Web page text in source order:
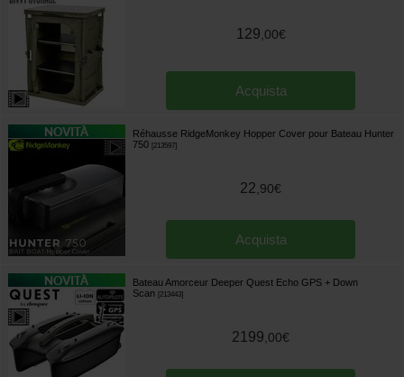
129 00€
Acquista
Réhausse RidgeMonkey Hopper Cover pour Bateau Hunter
750
213597]
22 90€
Acquista
Bateau Amorceur Deeper Quest Echo GPS + Down
Scan
213443]
2199 00€